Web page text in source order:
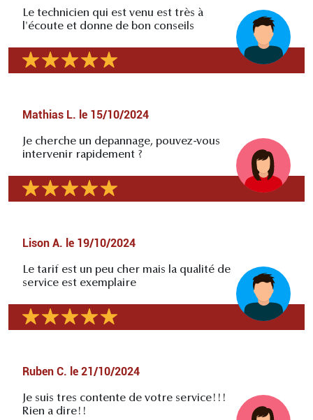
Le technicien qui est venu est très à
l'écoute et donne de bon conseils
Mathias L. le 15/10/2024
Je cherche un depannage, pouvez-vous
intervenir rapidement ?
Lison A. le 19/10/2024
Le tarif est un peu cher mais la qualité de
service est exemplaire
Ruben C. le 21/10/2024
Je suis tres contente de votre service!!!
Rien a dire!!